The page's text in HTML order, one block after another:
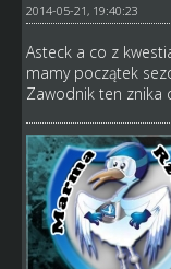
2014-05-21, 19:40:23
Asteck a co z
mamy początek
Zawodnik ten znika